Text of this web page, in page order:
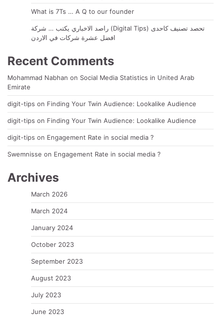
What is 7Ts … A Q to our founder
راصد الاخباري يكتب … شركة (Digital Tips) تحصد تصنيف كاحدى
افضل عشرة شركات في الاردن
Recent Comments
Mohammad Nabhan on Social Media Statistics in United Arab
Emirate
digit-tips on Finding Your Twin Audience: Lookalike Audience
digit-tips on Finding Your Twin Audience: Lookalike Audience
digit-tips on Engagement Rate in social media ?
Swemnisse on Engagement Rate in social media ?
Archives
March 2026
March 2024
January 2024
October 2023
September 2023
August 2023
July 2023
June 2023